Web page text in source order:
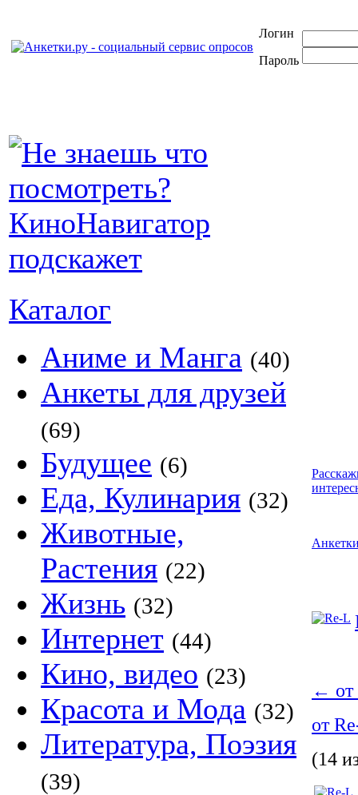
Логин
Пароль
Каталог
Аниме и Манга (40)
Анкеты для друзей
(69)
Будущее (6)
Еда, Кулинария (32)
Животные,
Растения (22)
Жизнь (32)
Интернет (44)
Кино, видео (23)
Красота и Мода (32)
Литература, Поэзия
(39)
←
от
(14